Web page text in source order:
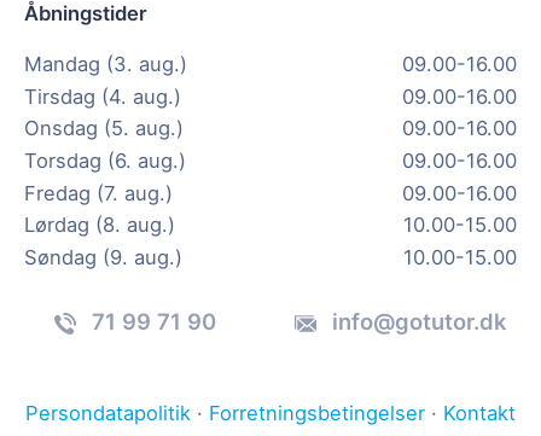
Åbningstider
Mandag (3. aug.)
09.00-16.00
Tirsdag (4. aug.)
09.00-16.00
Onsdag (5. aug.)
09.00-16.00
Torsdag (6. aug.)
09.00-16.00
Fredag (7. aug.)
09.00-16.00
Lørdag (8. aug.)
10.00-15.00
Søndag (9. aug.)
10.00-15.00
71 99 71 90 info@gotutor.dk
Persondatapolitik · Forretningsbetingelser · Kontakt